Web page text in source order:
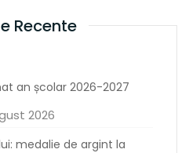
Recente
an școlar 2026-2027
2026
medalie de argint la